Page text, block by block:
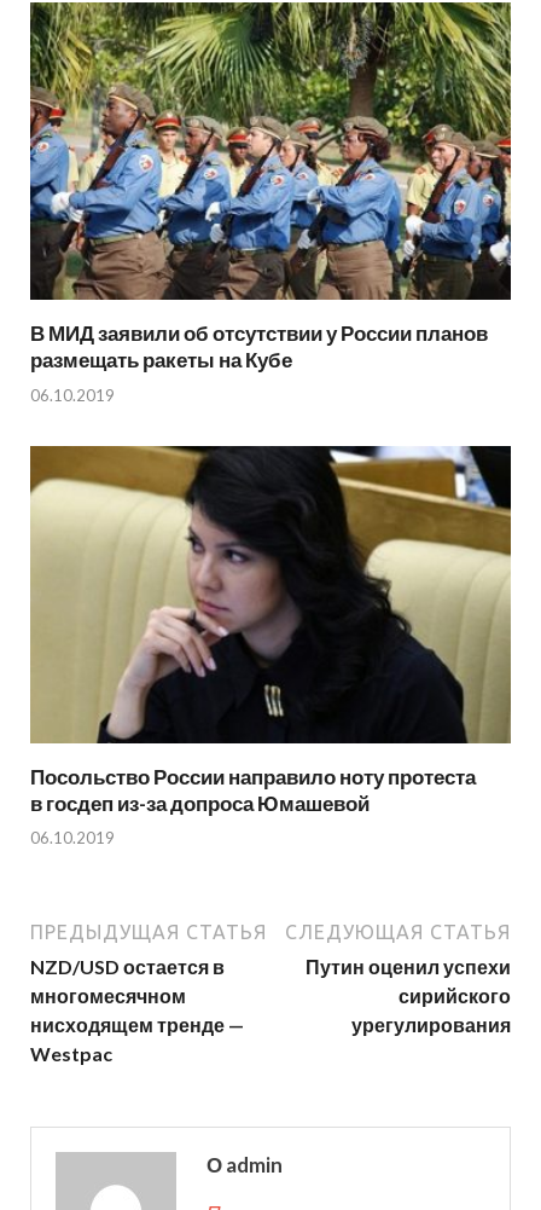
В МИД заявили об отсутствии у России планов
размещать ракеты на Кубе
06.10.2019
Посольство России направило ноту протеста
в госдеп из-за допроса Юмашевой
06.10.2019
ПРЕДЫДУЩАЯ СТАТЬЯ
NZD/USD остается в
многомесячном
нисходящем тренде —
Westpac
СЛЕДУЮЩАЯ СТАТЬЯ
Путин оценил успехи
сирийского
урегулирования
О admin